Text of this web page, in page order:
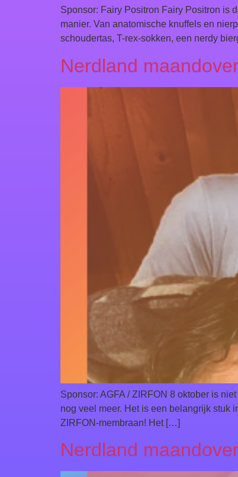
Sponsor: Fairy Positron Fairy Positron is
manier. Van anatomische knuffels en
schoudertas, T-rex-sokken, een nerdy
Nerdland
Sponsor: AGFA / ZIRFON 8 oktober is
nog veel meer. Het is een belangrijk stuk
ZIRFON-membraan! Het […]
Nerdland